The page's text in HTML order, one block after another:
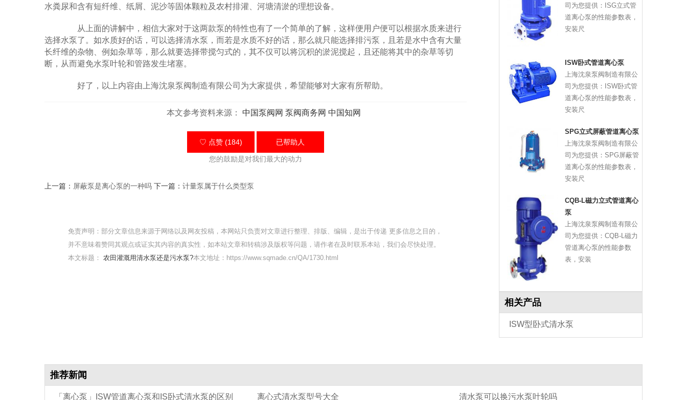
水粪尿和含有短纤维、纸屑、泥沙等固体颗粒及农村排灌、河塘清淤的理想设备。
从上面的讲解中，相信大家对于这两款泵的特性也有了一个简单的了解，这样便用户便可以根据水质来进行
选择水泵了。如水质好的话，可以选择清水泵，而若是水质不好的话，那么就只能选择排污泵，且若是水中含有大量
长纤维的杂物、例如杂草等，那么就要选择带搅匀式的，其不仅可以将沉积的淤泥搅起，且还能将其中的杂草等切
断，从而避免水泵叶轮和管路发生堵塞。
好了，以上内容由上海沈泉泵阀制造有限公司为大家提供，希望能够对大家有所帮助。
本文参考资料来源： 中国泵阀网 泵阀商务网 中国知网
♡ 点赞 (184) 已帮助人
您的鼓励是对我们最大的动力
上一篇： 屏蔽泵是离心泵的一种吗 下一篇： 计量泵属于什么类型泵
免责声明：部分文章信息来源于网络以及网友投稿，本网站只负责对文章进行整理、排版、编辑，是出于传递 更多信息之目的，
并不意味着赞同其观点或证实其内容的真实性，如本站文章和转稿涉及版权等问题，请作者在及时联系本站，我们会尽快处理。
本文标题： 农田灌溉用清水泵还是污水泵?本文地址：https://www.sqmade.cn/QA/1730.html
司为您提供：ISG立式管
道离心泵的性能参数表，
安装尺
ISW卧式管道离心泵
上海沈泉泵阀制造有限公
司为您提供：ISW卧式管
道离心泵的性能参数表，
安装尺
SPG立式屏蔽管道离心泵
上海沈泉泵阀制造有限公
司为您提供：SPG屏蔽管
道离心泵的性能参数表，
安装尺
CQB-L磁力立式管道离心
泵
上海沈泉泵阀制造有限公
司为您提供：CQB-L磁力
管道离心泵的性能参数
表，安装
相关产品
ISW型卧式清水泵
推荐新闻
「离心泵」ISW管道离心泵和IS卧式清水泵的区别 离心式清水泵型号大全 清水泵可以换污水泵叶轮吗